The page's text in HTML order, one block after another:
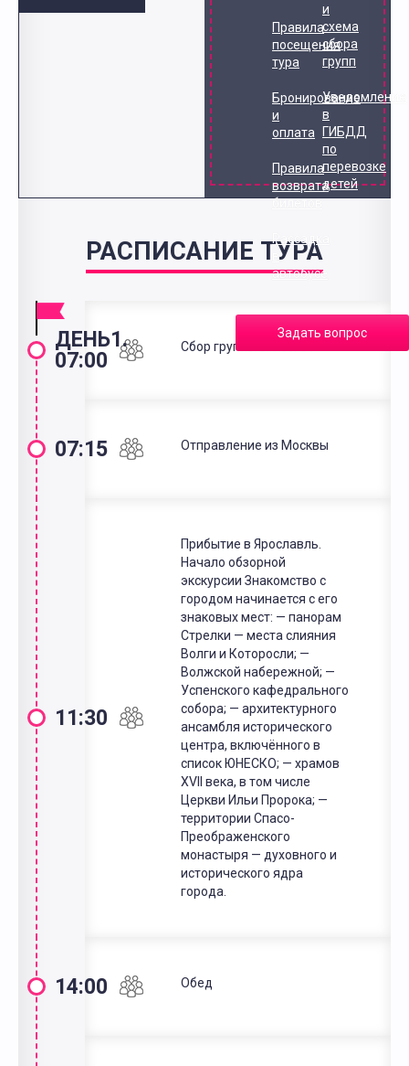
Правила
посещения
тура
Бронирование
и
оплата
Правила
возврата
билетов
Рассадка
автобусе
и
схема
сбора
групп
Уведомление
в
ГИБДД
по
перевозке
детей
Задать вопрос
РАСПИСАНИЕ ТУРА
ДЕНЬ1.
07:00
Сбор группы в Москве
07:15 Отправление из Москвы
11:30
Прибытие в Ярославль.
Начало обзорной
экскурсии Знакомство с
городом начинается с его
знаковых мест: — панорам
Стрелки — места слияния
Волги и Которосли; —
Волжской набережной; —
Успенского кафедрального
собора; — архитектурного
ансамбля исторического
центра, включённого в
список ЮНЕСКО; — храмов
XVII века, в том числе
Церкви Ильи Пророка; —
территории Спасо-
Преображенского
монастыря — духовного и
исторического ядра
города.
14:00 Обед